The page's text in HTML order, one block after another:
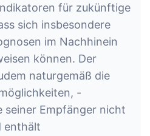
für zukünftige
sich insbesondere
im Nachhinein
können. Der
naturgemäß die
-
seiner Empfänger nicht
enthält